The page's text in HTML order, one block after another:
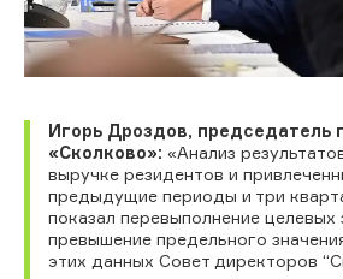
Игорь Дроздов, председатель
«Сколково»: «Анализ
выручке резидентов и
предыдущие периоды и три
показал перевыполнение целевых
превышение предельного
этих данных Совет директоров